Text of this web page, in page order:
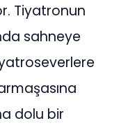
Tiyatronun
sahneye
dolu bir